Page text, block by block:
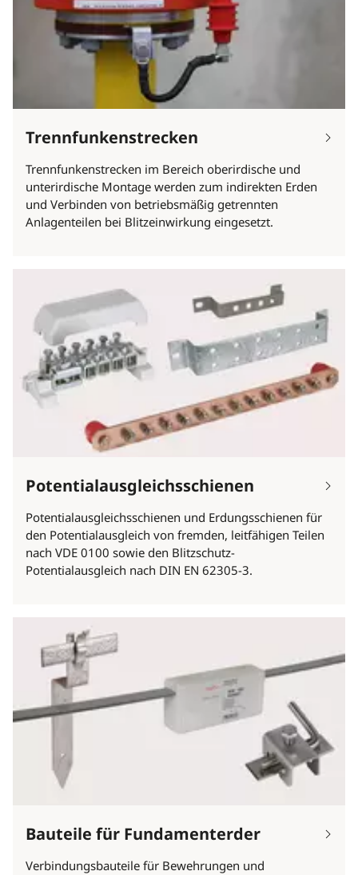
Trennfunkenstrecken
Trennfunkenstrecken im Bereich oberirdische und
unterirdische Montage werden zum indirekten Erden
und Verbinden von betriebsmäßig getrennten
Anlagenteilen bei Blitzeinwirkung eingesetzt.
Potentialausgleichsschienen
Potentialausgleichsschienen und Erdungsschienen für
den Potentialausgleich von fremden, leitfähigen Teilen
nach VDE 0100 sowie den Blitzschutz-
Potentialausgleich nach DIN EN 62305-3.
Bauteile für Fundamenterder
Verbindungsbauteile für Bewehrungen und